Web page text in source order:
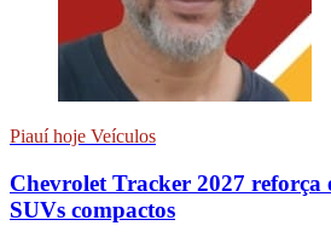
Piauí hoje Veículos
Chevrolet Tracker 2027 reforça
SUVs compactos